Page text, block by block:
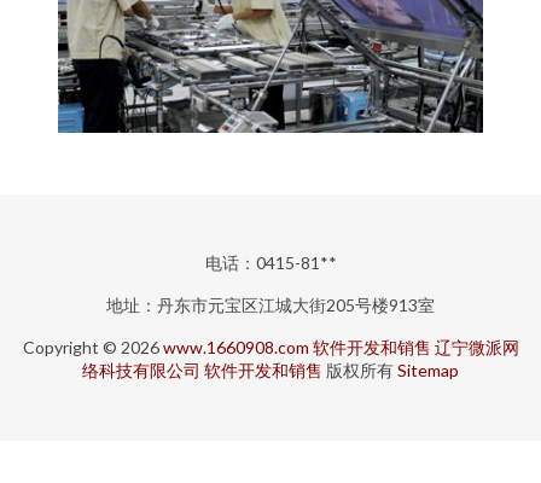
电话：0415-81**
地址：丹东市元宝区江城大街205号楼913室
Copyright © 2026www.1660908.com 软件开发和销售 辽宁微派网
络科技有限公司 软件开发和销售 版权所有Sitemap